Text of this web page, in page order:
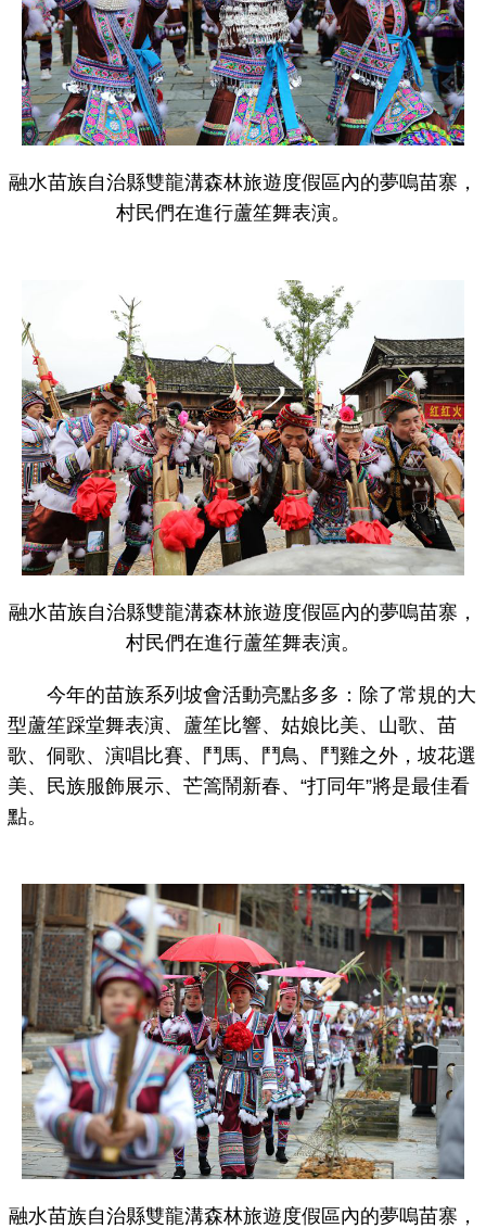
融水苗族自治縣雙龍溝森林旅遊度假區內的夢嗚苗寨，
村民們在進行蘆笙舞表演。
融水苗族自治縣雙龍溝森林旅遊度假區內的夢嗚苗寨，
村民們在進行蘆笙舞表演。
今年的苗族系列坡會活動亮點多多：除了常規的大
型蘆笙踩堂舞表演、蘆笙比響、姑娘比美、山歌、苗
歌、侗歌、演唱比賽、鬥馬、鬥鳥、鬥雞之外，坡花選
美、民族服飾展示、芒篙鬧新春、“打同年”將是最佳看
點。
融水苗族自治縣雙龍溝森林旅遊度假區內的夢嗚苗寨，